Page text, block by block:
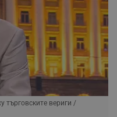
търговските вериги /